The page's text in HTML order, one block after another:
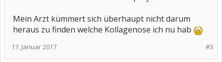
Mein Arzt kümmert sich überhaupt nicht darum
heraus zu finden welche Kollagenose ich nu hab
#3
17. Januar 2017